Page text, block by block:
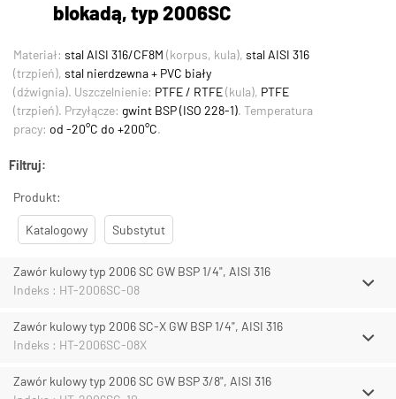
blokadą, typ 2006SC
Materiał: stal AISI 316/CF8M (korpus, kula), stal AISI 316
(trzpień), stal nierdzewna + PVC biały
(dźwignia). Uszczelnienie: PTFE / RTFE(kula), PTFE
(trzpień). Przyłącze: gwint BSP (ISO 228-1). Temperatura
pracy: od -20°C do +200°C.
Filtruj:
Produkt:
Katalogowy Substytut
Zawór kulowy typ 2006 SC GW BSP 1/4", AISI 316
Indeks : HT-2006SC-08
Zawór kulowy typ 2006 SC-X GW BSP 1/4", AISI 316
Indeks : HT-2006SC-08X
Zawór kulowy typ 2006 SC GW BSP 3/8", AISI 316